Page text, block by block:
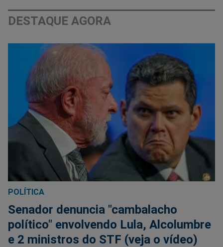
DESTAQUE AGORA
POLÍTICA
Senador denuncia "cambalacho
político" envolvendo Lula, Alcolumbre
e 2 ministros do STF (veja o vídeo)